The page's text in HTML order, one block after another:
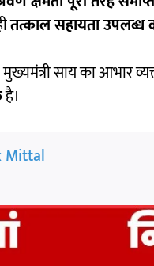
तत्काल सहायता उपलब्ध
साय का आभार
है।
Mittal